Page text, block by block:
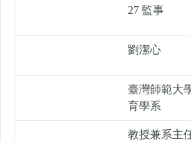
27 監事
劉潔心
臺灣師範大
育學系
教授兼系主